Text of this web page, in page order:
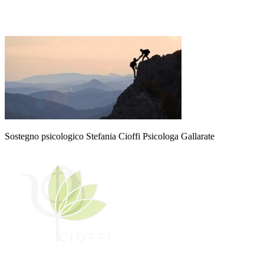
Sostegno psicologico Stefania Cioffi Psicologa Gallarate